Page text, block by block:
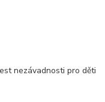
nezávadnosti pro děti